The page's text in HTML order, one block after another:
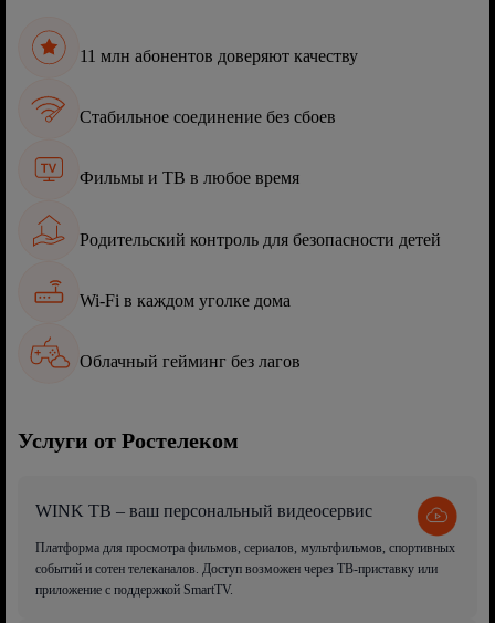
11 млн абонентов доверяют качеству
Стабильное соединение без сбоев
Фильмы и ТВ в любое время
Родительский контроль для безопасности детей
Wi-Fi в каждом уголке дома
Облачный гейминг без лагов
Услуги от Ростелеком
WINK ТВ – ваш персональный видеосервис
Платформа для просмотра фильмов, сериалов, мультфильмов, спортивных
событий и сотен телеканалов. Доступ возможен через ТВ-приставку или
приложение с поддержкой SmartTV.